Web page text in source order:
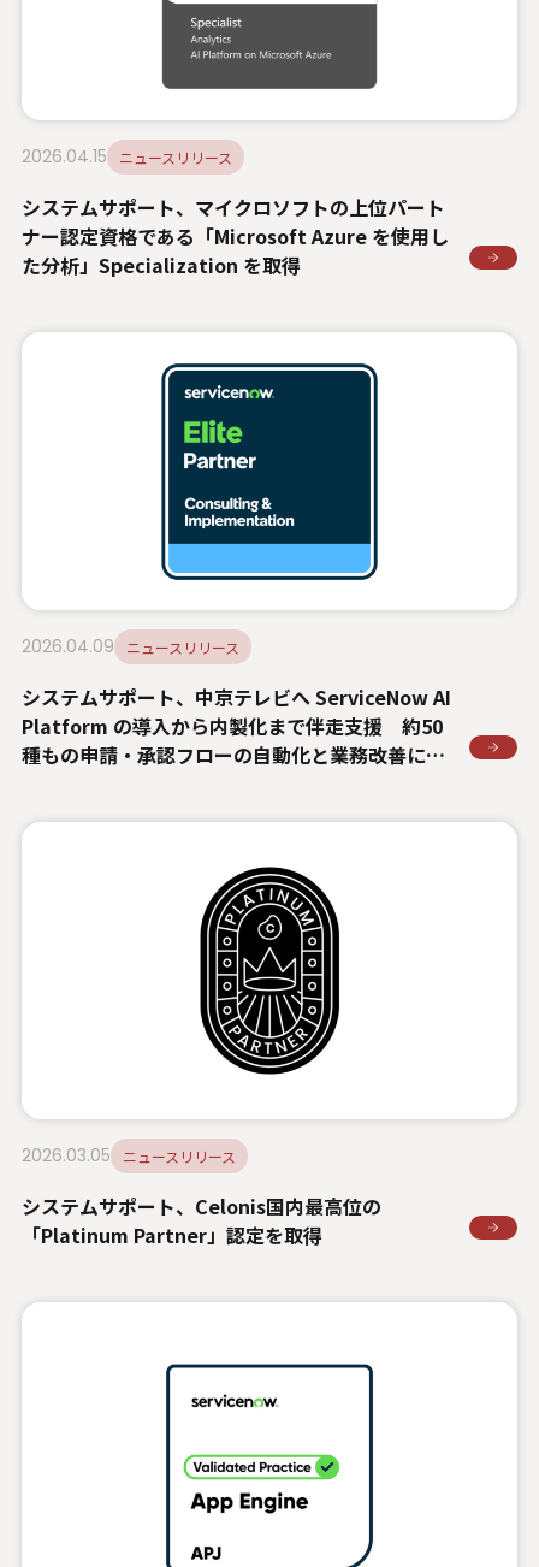
2026.04.15 ニュースリリース
システムサポート、マイクロソフトの上位パート
ナー認定資格である「Microsoft Azure を使用し
た分析」Specialization を取得
2026.04.09 ニュースリリース
システムサポート、中京テレビへ ServiceNow AI
Platform の導入から内製化まで伴走支援 約50
種もの申請・承認フローの自動化と業務改善に貢
2026.03.05 ニュースリリース
システムサポート、Celonis国内最高位の
「Platinum Partner」認定を取得